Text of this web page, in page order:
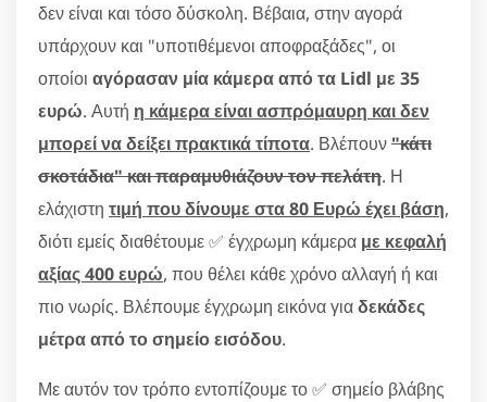
δεν είναι και τόσο δύσκολη. Βέβαια, στην αγορά
υπάρχουν και "υποτιθέμενοι αποφραξάδες", οι
οποίοι αγόρασαν μία κάμερα από τα Lidl με 35
ευρώ. Αυτή η κάμερα είναι ασπρόμαυρη και δεν
μπορεί να δείξει πρακτικά τίποτα. Βλέπουν"κάτι
σκοτάδια" και παραμυθιάζουν τον πελάτη. Η
ελάχιστη τιμή που δίνουμε στα 80 Ευρώ έχει βάση,
διότι εμείς διαθέτουμε ✅ έγχρωμη κάμερα με κεφαλή
αξίας 400 ευρώ, που θέλει κάθε χρόνο αλλαγή ή και
πιο νωρίς. Βλέπουμε έγχρωμη εικόνα γιαδεκάδες
μέτρα από το σημείο εισόδου.
Με αυτόν τον τρόπο εντοπίζουμε το ✅ σημείο βλάβης